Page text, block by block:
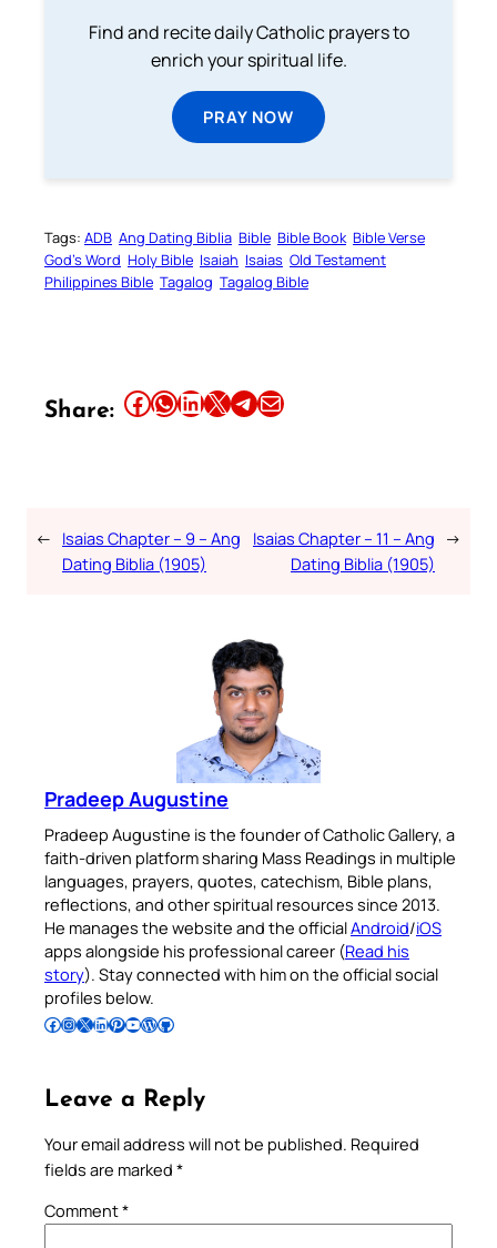
Find and recite daily Catholic prayers to
enrich your spiritual life.
PRAY NOW
Tags: ADB Ang Dating Biblia Bible Bible Book Bible Verse
God’s Word Holy Bible Isaiah Isaias Old Testament
Philippines Bible Tagalog Tagalog Bible
Share: Share this article on Facebook Share this article on WhatsApp Share this article on LinkedIn Share this article on X Share this article on TelegramEmail this Article
← Isaias Chapter – 9 – Ang
Dating Biblia (1905)
Isaias Chapter – 11 – Ang
Dating Biblia (1905)
→
Pradeep Augustine
Pradeep Augustine is the founder of Catholic Gallery, a
faith-driven platform sharing Mass Readings in multiple
languages, prayers, quotes, catechism, Bible plans,
reflections, and other spiritual resources since 2013.
He manages the website and the officialAndroid/iOS
apps alongside his professional career (Read his
story). Stay connected with him on the official social
profiles below.
Follow Pradeep on Facebook Follow Pradeep on InstagramFollow Pradeep on X Follow Pradeep on LinkedIn Follow Pradeep on Pinterest Subscribe to Pradeep’s Youtube Channel Follow Pradeep on WordPress Follow Pradeep on GitHub
Leave a Reply
Your email address will not be published. Required
fields are marked *
Comment*